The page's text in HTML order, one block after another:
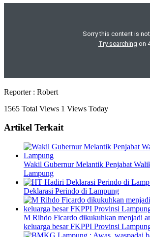
Reporter : Robert
1565 Total Views 1 Views Today
Artikel Terkait
Wakil Gubernur Melantik Penjabat
Lampung
Deklarasi Perindo di Lampung
M Rihdo Ficardo dikukuhkan menjadi
keluarga besar FKPPI Provinsi